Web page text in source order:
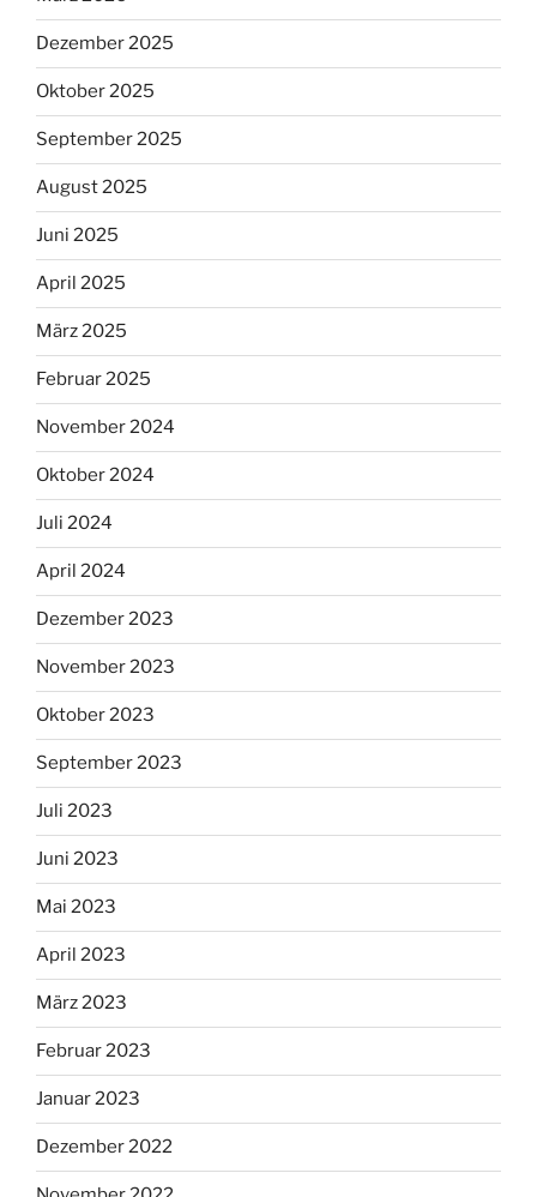
Dezember 2025
Oktober 2025
September 2025
August 2025
Juni 2025
April 2025
März 2025
Februar 2025
November 2024
Oktober 2024
Juli 2024
April 2024
Dezember 2023
November 2023
Oktober 2023
September 2023
Juli 2023
Juni 2023
Mai 2023
April 2023
März 2023
Februar 2023
Januar 2023
Dezember 2022